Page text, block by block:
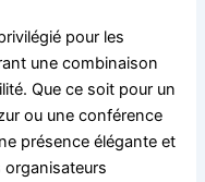
pour les
une combinaison
Que ce soit pour un
ou une conférence
présence élégante et
organisateurs